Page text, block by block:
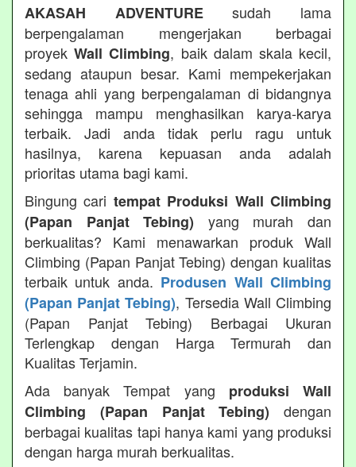
AKASAH ADVENTUREsudah lama
berpengalaman mengerjakan berbagai
proyekWall Climbing, baik dalam skala kecil,
sedang ataupun besar. Kami mempekerjakan
tenaga ahli yang berpengalaman di bidangnya
sehingga mampu menghasilkan karya-karya
terbaik. Jadi anda tidak perlu ragu untuk
hasilnya, karena kepuasan anda adalah
prioritas utama bagi kami.
Bingung cari tempat Produksi Wall Climbing
(Papan Panjat Tebing) yang murah dan
berkualitas? Kami menawarkan produk Wall
Climbing (Papan Panjat Tebing) dengan kualitas
terbaik untuk anda. Produsen Wall Climbing
(Papan Panjat Tebing), Tersedia Wall Climbing
(Papan Panjat Tebing) Berbagai Ukuran
Terlengkap dengan Harga Termurah dan
Kualitas Terjamin.
Ada banyak Tempat yang produksi Wall
Climbing (Papan Panjat Tebing) dengan
berbagai kualitas tapi hanya kami yang produksi
dengan harga murah berkualitas.